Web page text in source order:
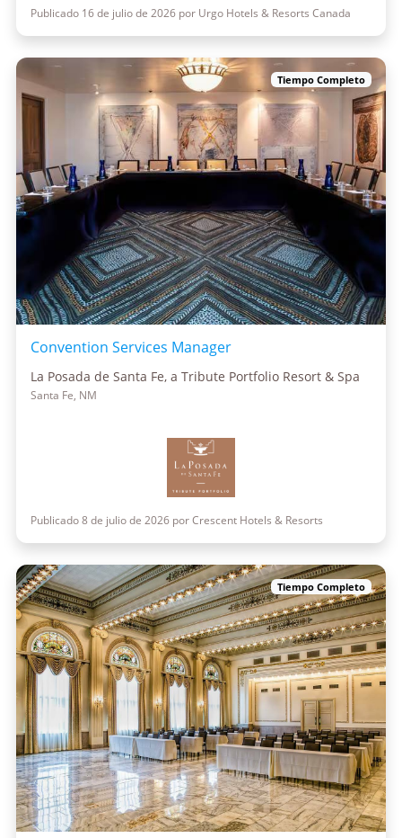
Publicado 16 de julio de 2026 por Urgo Hotels & Resorts Canada
Tiempo Completo
Convention Services Manager
La Posada de Santa Fe, a Tribute Portfolio Resort & Spa
Santa Fe, NM
Publicado 8 de julio de 2026 por Crescent Hotels & Resorts
Tiempo Completo